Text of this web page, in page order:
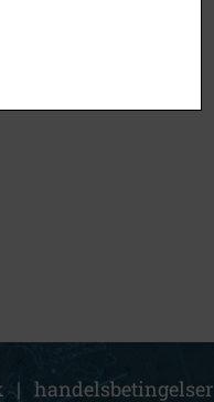
| handelsbetingelser